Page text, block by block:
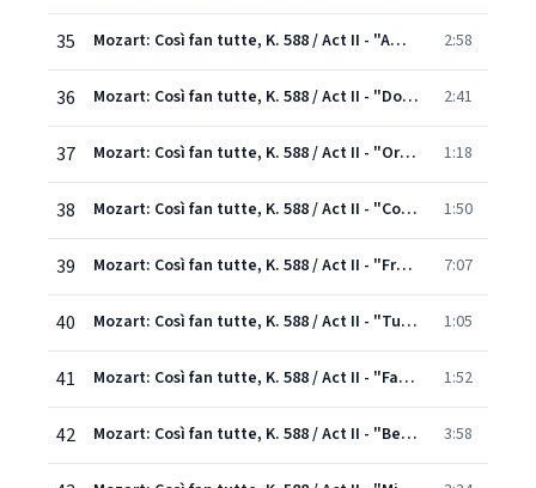
35 Mozart: Così fan tutte, K. 588 / Act II - "Amico, abbiamo vinto!" 2:58
36 Mozart: Così fan tutte, K. 588 / Act II - "Donne mie, la fate a tanti" 2:41
37 Mozart: Così fan tutte, K. 588 / Act II - "Ora vedo che siete" 1:18
38 Mozart: Così fan tutte, K. 588 / Act II - "Come tutto congiura" 1:50
39 Mozart: Così fan tutte, K. 588 / Act II - "Fra gli amplessi in pochi istanti"-"Ah, poveretto me, cosa ho veduto!"-"Vittoria, padroncini!" 7:07
40 Mozart: Così fan tutte, K. 588 / Act II - "Tutti accusan le donne" 1:05
41 Mozart: Così fan tutte, K. 588 / Act II - "Fate presto, o cari amici" 1:52
42 Mozart: Così fan tutte, K. 588 / Act II - "Benedetti i doppi coniugi" 3:58